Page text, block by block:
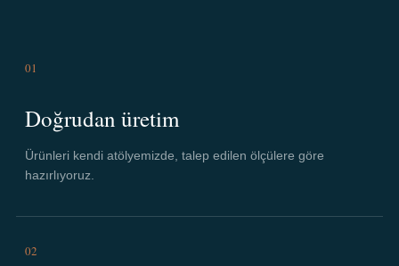
01
Doğrudan üretim
Ürünleri kendi atölyemizde, talep edilen ölçülere göre
hazırlıyoruz.
02